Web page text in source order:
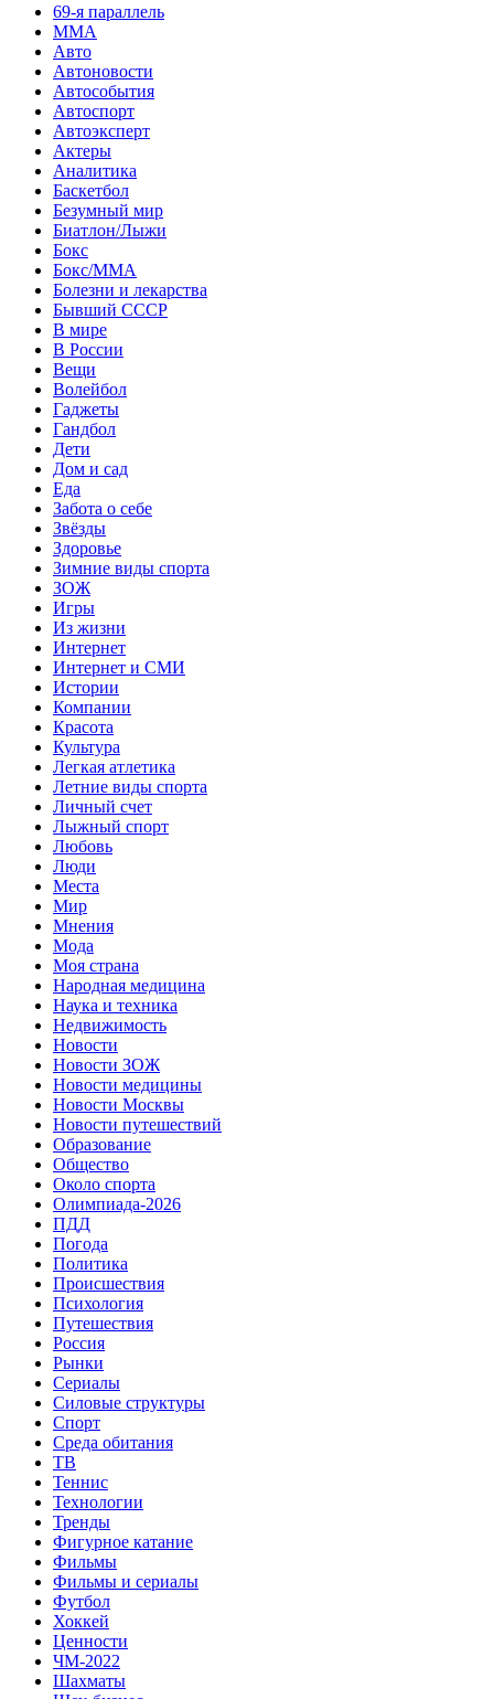
69-я параллель
MMA
Авто
Автоновости
Автособытия
Автоспорт
Автоэксперт
Актеры
Аналитика
Баскетбол
Безумный мир
Биатлон/Лыжи
Бокс
Бокс/MMA
Болезни и лекарства
Бывший СССР
В мире
В России
Вещи
Волейбол
Гаджеты
Гандбол
Дети
Дом и сад
Еда
Забота о себе
Звёзды
Здоровье
Зимние виды спорта
ЗОЖ
Игры
Из жизни
Интернет
Интернет и СМИ
Истории
Компании
Красота
Культура
Легкая атлетика
Летние виды спорта
Личный счет
Лыжный спорт
Любовь
Люди
Места
Мир
Мнения
Мода
Моя страна
Народная медицина
Наука и техника
Недвижимость
Новости
Новости ЗОЖ
Новости медицины
Новости Москвы
Новости путешествий
Образование
Общество
Около спорта
Олимпиада-2026
ПДД
Погода
Политика
Происшествия
Психология
Путешествия
Россия
Рынки
Сериалы
Силовые структуры
Спорт
Среда обитания
ТВ
Теннис
Технологии
Тренды
Фигурное катание
Фильмы
Фильмы и сериалы
Футбол
Хоккей
Ценности
ЧМ-2022
Шахматы